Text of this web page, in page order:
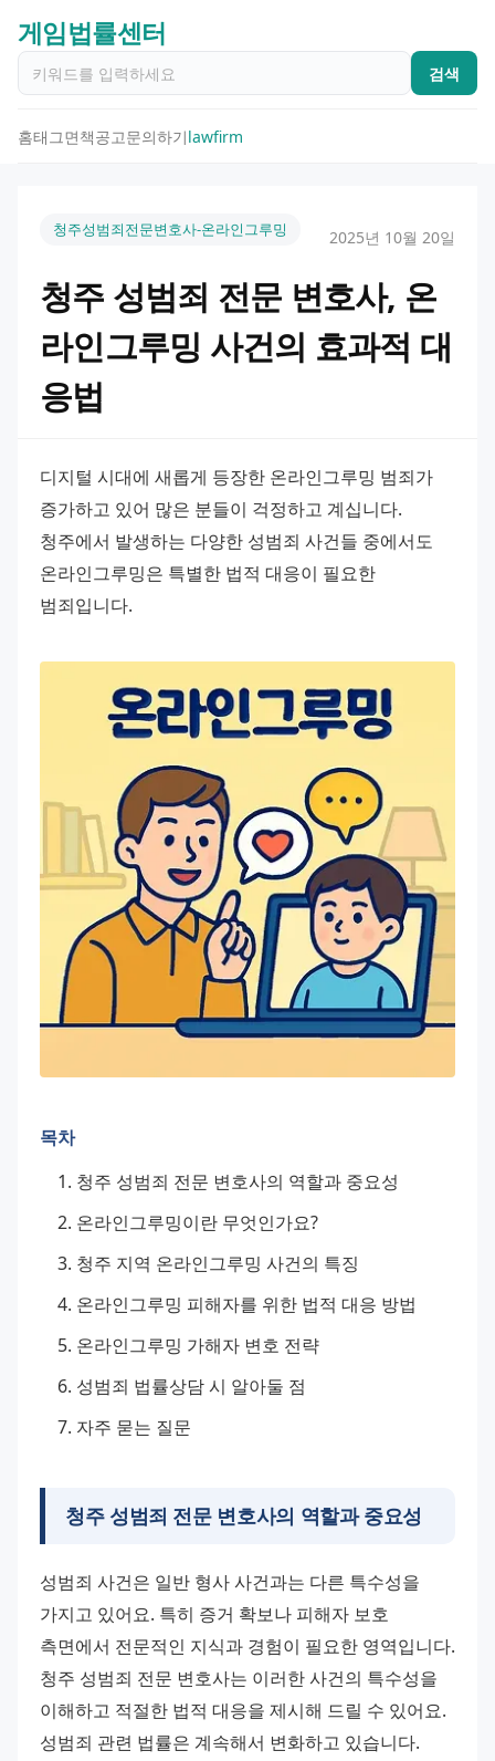
게임법률센터
검색
홈태그면책공고문의하기lawfirm
청주성범죄전문변호사-온라인그루밍 2025년 10월 20일
청주 성범죄 전문 변호사, 온
라인그루밍 사건의 효과적 대
응법
디지털 시대에 새롭게 등장한 온라인그루밍 범죄가
증가하고 있어 많은 분들이 걱정하고 계십니다.
청주에서 발생하는 다양한 성범죄 사건들 중에서도
온라인그루밍은 특별한 법적 대응이 필요한
범죄입니다.
목차
청주 성범죄 전문 변호사의 역할과 중요성
온라인그루밍이란 무엇인가요?
청주 지역 온라인그루밍 사건의 특징
온라인그루밍 피해자를 위한 법적 대응 방법
온라인그루밍 가해자 변호 전략
성범죄 법률상담 시 알아둘 점
자주 묻는 질문
청주 성범죄 전문 변호사의 역할과 중요성
성범죄 사건은 일반 형사 사건과는 다른 특수성을
가지고 있어요. 특히 증거 확보나 피해자 보호
측면에서 전문적인 지식과 경험이 필요한 영역입니다.
청주 성범죄 전문 변호사는 이러한 사건의 특수성을
이해하고 적절한 법적 대응을 제시해 드릴 수 있어요.
성범죄 관련 법률은 계속해서 변화하고 있습니다.